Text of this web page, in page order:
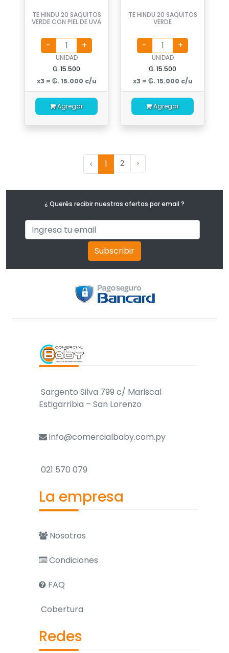
TE HINDU 20 SAQUITOS
VERDE CON PIEL DE UVA
UNIDAD
₲. 15.500
x3 = ₲. 15.000 c/u
Agregar
TE HINDU 20 SAQUITOS
VERDE
UNIDAD
₲. 15.500
x3 = ₲. 15.000 c/u
Agregar
‹ 1 2 ›
¿ Querés recibir nuestras ofertas por email ?
Subscribir
Sargento Silva 799 c/ Mariscal
Estigarribia – San Lorenzo
info@comercialbaby.com.py
021 570 079
La empresa
Nosotros
Condiciones
FAQ
Cobertura
Redes